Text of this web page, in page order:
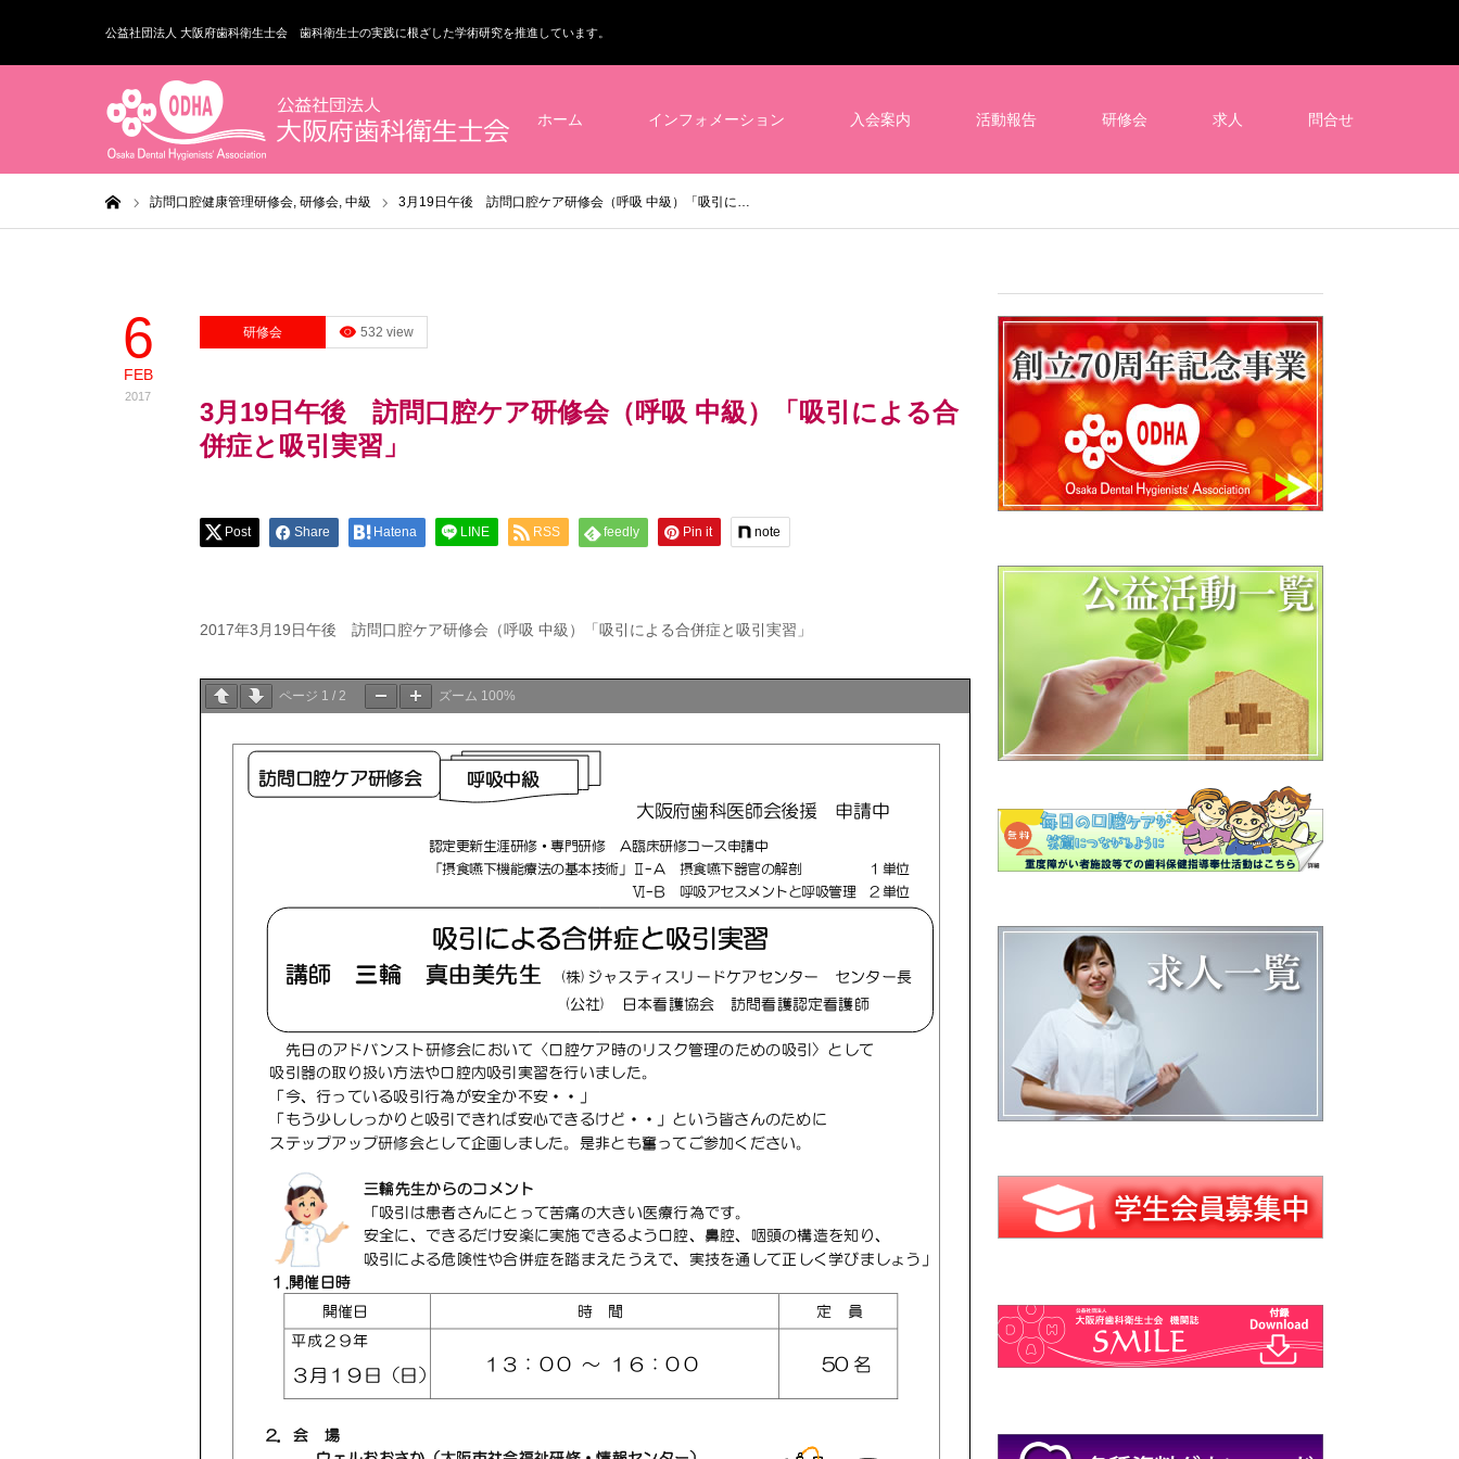
公益社団法人 大阪府歯科衛生士会 歯科衛生士の実践に根ざした学術研究を推進しています。
ホーム インフォメーション 入会案内 活動報告 研修会 求人 問合せ
訪問口腔健康管理研修会, 研修会, 中級 3月19日午後 訪問口腔ケア研修会（呼吸 中級）「吸引に…
6
FEB
2017
研修会 532 view
3月19日午後 訪問口腔ケア研修会（呼吸 中級）「吸引による合
併症と吸引実習」
Post Share Hatena LINE RSS feedly Pin it note
2017年3月19日午後 訪問口腔ケア研修会（呼吸 中級）「吸引による合併症と吸引実習」
ページ 1 / 2 ズーム 100%